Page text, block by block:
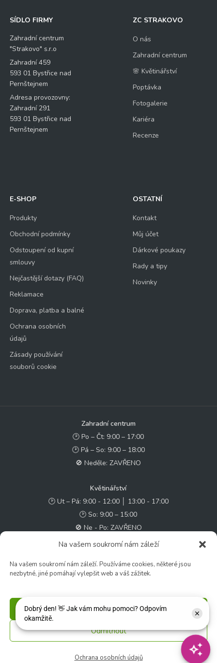
Na vašem soukromí nám záleží
Na vašem soukromí nám záleží. Používáme cookies, některé jsou
nezbytné, jiné pomáhají vylepšit web a váš zážitek.
Příjmout
Odmítnout
Ochrana osobních údajů
SÍDLO FIRMY
Zahradní centrum
"Strakovo" s.r.o
Zahradní 459
593 01 Bystřice nad
Pernštejnem
Adresa provozovny:
Zahradní 291
593 01 Bystřice nad
Pernštejnem
ZC STRAKOVO
O nás
Zahradní centrum
🌸 Květinářství
Poptávka
Fotogalerie
Kariéra
Recenze
E-SHOP
Produkty
Obchodní podmínky
Odstoupení od kupní
smlouvy
Nejčastější dotazy (FAQ)
Reklamace
Doprava, platba a balné
Ochrana osobních
údajů
Zásady používání
souborů cookie
OSTATNÍ
Kontakt
Můj účet
Dárkové poukazy
Rady a tipy
Novinky
Zahradní centrum
🕑 Po – Čt: 9:00 – 17:00
🕑 Pá – So: 9:00 – 18:00
🚫 Neděle: ZAVŘENO
Květinářství
🕑 Ut – Pá: 9:00 - 12:00 │ 13:00 - 17:00
🕑 So: 9:00 – 15:00
🚫 Ne - Po: ZAVŘENO
✉️ e-shop@zcstrakovo.cz
© 2026 Zahradní centrum "Strakovo" s.r.o. – Všechna práva vyhrazena. |
Vytvořilo
inetio s. r. o.